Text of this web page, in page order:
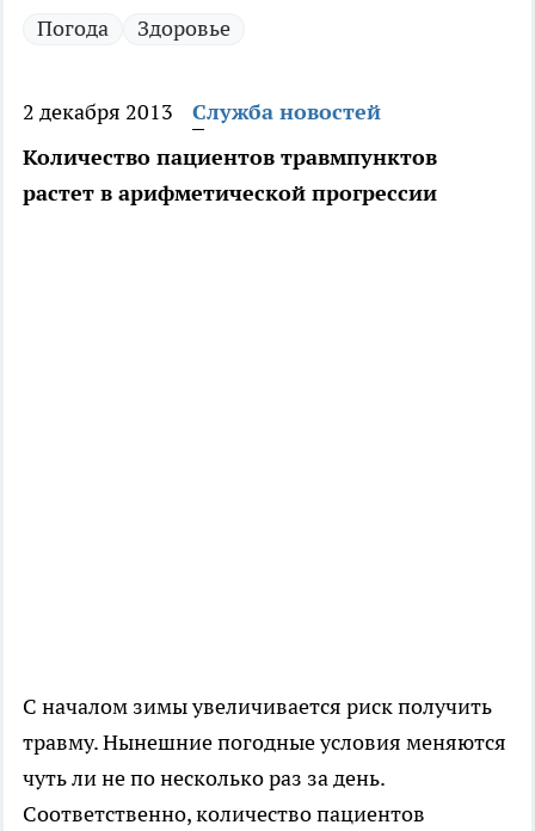
Погода Здоровье
2 декабря 2013
Служба новостей
Количество пациентов травмпунктов
растет в арифметической прогрессии
С началом зимы увеличивается риск получить
травму. Нынешние погодные условия меняются
чуть ли не по несколько раз за день.
Соответственно, количество пациентов